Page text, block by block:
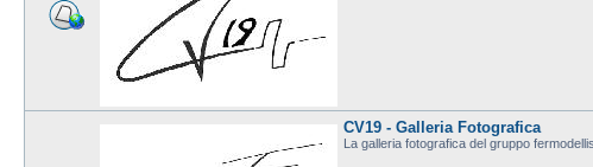
CV19 - Galleria Fotografica
La galleria fotografica del gruppo